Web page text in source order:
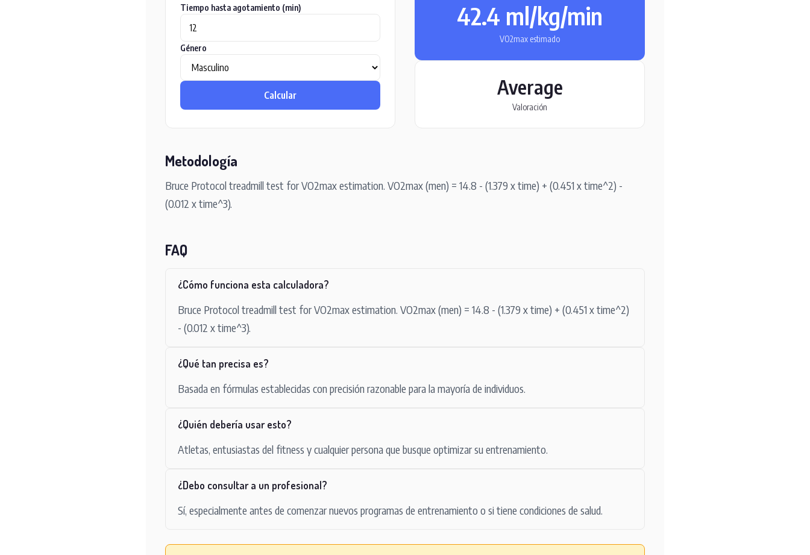
Tiempo hasta agotamiento (min)
Género
Calcular
42.4 ml/kg/min
VO2max estimado
Average
Valoración
Metodología
Bruce Protocol treadmill test for VO2max estimation. VO2max (men) = 14.8 - (1.379 x time) + (0.451 x time^2) -
(0.012 x time^3).
FAQ
¿Cómo funciona esta calculadora?
Bruce Protocol treadmill test for VO2max estimation. VO2max (men) = 14.8 - (1.379 x time) + (0.451 x time^2)
- (0.012 x time^3).
¿Qué tan precisa es?
Basada en fórmulas establecidas con precisión razonable para la mayoría de individuos.
¿Quién debería usar esto?
Atletas, entusiastas del fitness y cualquier persona que busque optimizar su entrenamiento.
¿Debo consultar a un profesional?
Sí, especialmente antes de comenzar nuevos programas de entrenamiento o si tiene condiciones de salud.